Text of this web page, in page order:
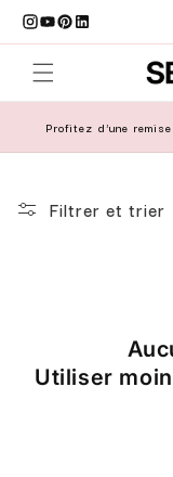
passer au
Profitez d'une
Filtrer et trier
Utiliser